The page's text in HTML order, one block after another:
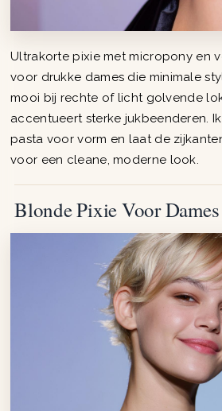
Ultrakorte pixie met micropony en
voor drukke dames die minimale
mooi bij rechte of licht golvende
accentueert sterke jukbeenderen.
pasta voor vorm en laat de
voor een cleane, moderne look.
Blonde Pixie Voor Dames